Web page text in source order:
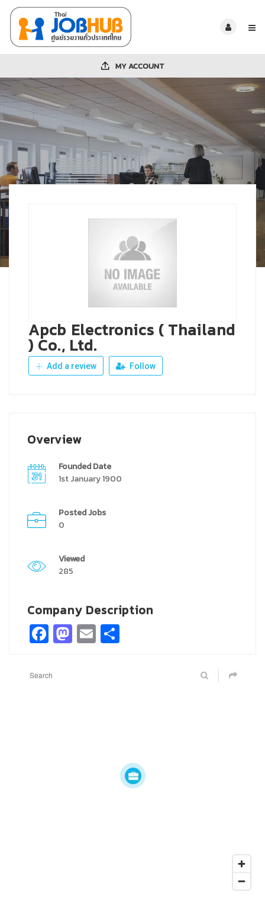
MY ACCOUNT
Apcb Electronics ( Thailand
) Co., Ltd.
Add a review Follow
Overview
Founded Date
1st January 1900
Posted Jobs
0
Viewed
285
Company Description
Facebook
Mastodon
Email